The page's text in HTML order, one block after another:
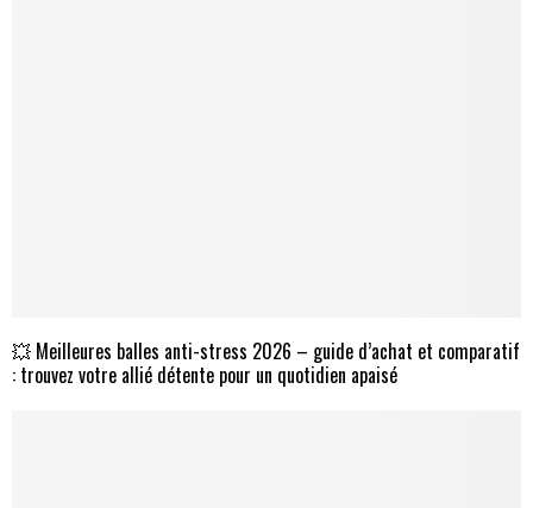
💥 Meilleures balles anti-stress 2026 – guide d’achat et comparatif
: trouvez votre allié détente pour un quotidien apaisé